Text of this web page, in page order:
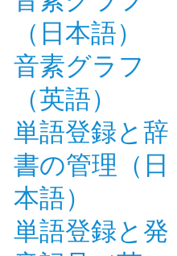
（日本語）
音素グラフ
（英語）
単語登録と辞
書の管理（日
本語）
単語登録と発